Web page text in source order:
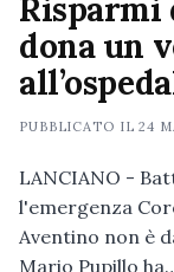
Risparmi
dona un
PUBBLICATO IL24
LANCIANO -
l'emergenza
Aventino non è
Mario Pupillo